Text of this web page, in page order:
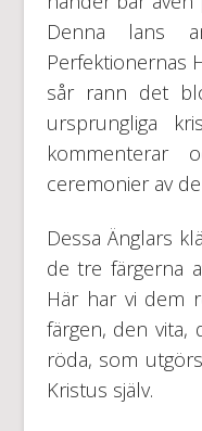
Denna lans
Perfektionernas
sår rann det
ursprungliga
kommenterar
ceremonier av
Dessa Änglars
de tre färgerna
Här har vi dem
färgen, den vita,
röda, som
Kristus själv.